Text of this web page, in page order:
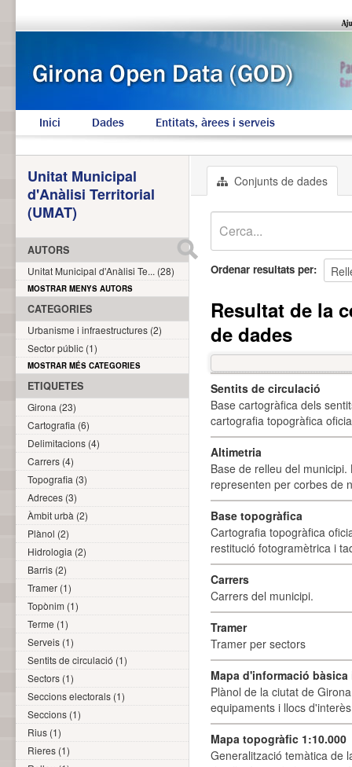
Inici Dades Entitats, àrees i serveis
Conjunts de dades
Ordenar resultats per
Resultat de la
de dades
Sentits de circulació
Base cartogràfica dels
cartografia topogràfica
Altimetria
Base de relleu del
representen per corbes de
Base topogràfica
Cartografia topogràfica
restitució fotogramètrica i
Carrers
Carrers del municipi.
Tramer
Tramer per sectors
Mapa d'informació
Plànol de la ciutat de
equipaments i llocs
Mapa topogràfic 1:10.000
Generalització temàtica de
Unitat Municipal
d'Anàlisi Territorial
(UMAT)
AUTORS
Unitat Municipal d'Anàlisi Te... (28)
MOSTRAR MENYS AUTORS
CATEGORIES
Urbanisme i infraestructures (2)
Sector públic (1)
MOSTRAR MÉS CATEGORIES
ETIQUETES
Girona (23)
Cartografia (6)
Delimitacions (4)
Carrers (4)
Topografia (3)
Adreces (3)
Àmbit urbà (2)
Plànol (2)
Hidrologia (2)
Barris (2)
Tramer (1)
Topònim (1)
Terme (1)
Serveis (1)
Sentits de circulació (1)
Sectors (1)
Seccions electorals (1)
Seccions (1)
Rius (1)
Rieres (1)